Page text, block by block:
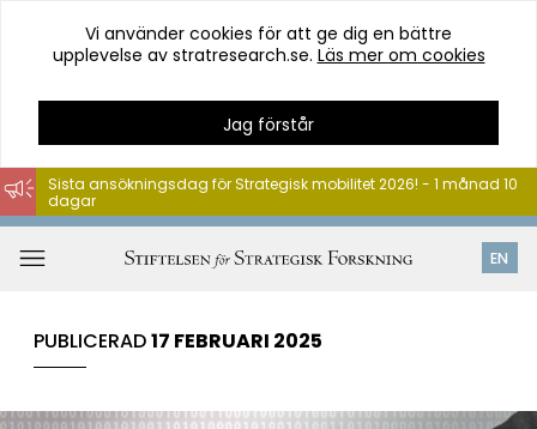
Hoppa
till
innehåll
Vi använder cookies för att ge dig en bättre
upplevelse av stratresearch.se. Läs mer om cookies
Jag förstår
EN
Sista ansökningsdag för Strategisk mobilitet 2026! - 1 månad 10
dagar
PUBLICERAD17 FEBRUARI 2025